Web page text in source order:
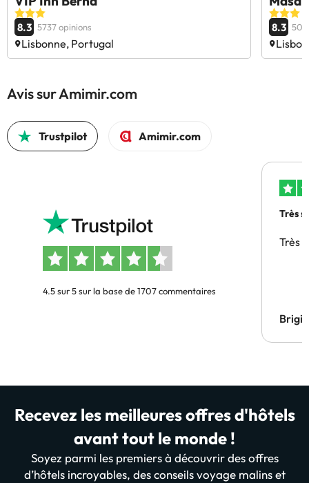
8.3 5737 opinions
Lisbonne, Portugal
8.3
Avis sur Amimir.com
Trustpilot Amimir.com
4.5 sur 5 sur la base de 1707 commentaires
Très
Très
Recevez les meilleures offres d'hôtels
avant tout le monde !
Soyez parmi les premiers à découvrir des offres
d’hôtels incroyables, des conseils voyage malins et